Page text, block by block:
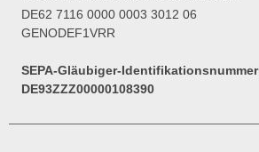
DE62 7116 0000 0003 3012 06
GENODEF1VRR
SEPA-Gläubiger-Identifikationsnummer
DE93ZZZ00000108390